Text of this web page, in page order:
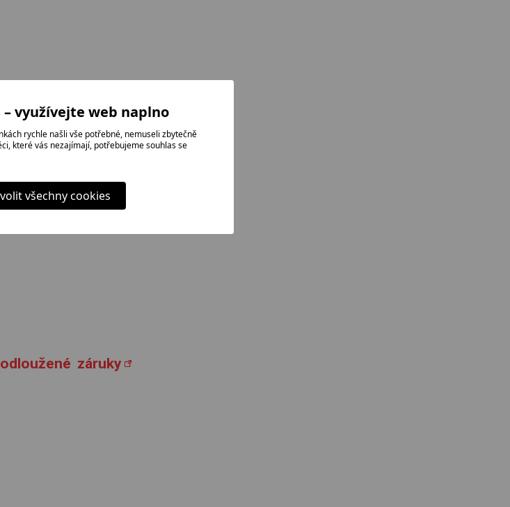
záruky
využívejte web naplno
rychle našli vše potřebné, nemuseli zbytečně
které vás nezajímají, potřebujeme souhlas se
všechny cookies